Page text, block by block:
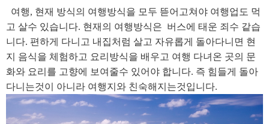
여행, 현재 방식의 여행방식을 모두 뜯어고쳐야 여행업도 먹
고 살수 있습니다. 현재의 여행방식은 버스에 태운 죄수 같습
니다. 편하게 다니고 내집처럼 살고 자유롭게 돌아다니면 현
지 음식을 체험하고 요리방식을 배우고 여행 다녀온 곳의 문
화와 요리를 고향에 보여줄수 있어야 합니다. 즉 힘들게 돌아
다니는것이 아니라 여행지와 친숙해지는것입니다.